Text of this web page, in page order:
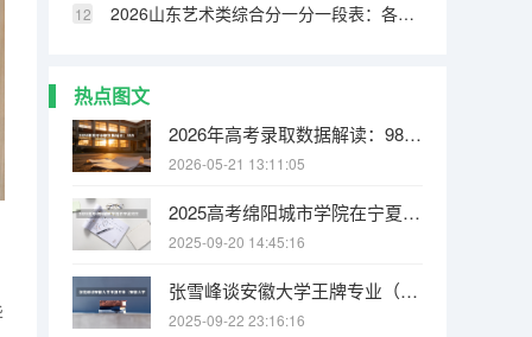
2026山东艺术类综合分一分一段表：各专业类别双达线考生文化成绩排名的作用
热点图文
2026年高考录取数据解读：985/211/双一流录取率各省排名
2026-05-21 13:11:05
2025高考绵阳城市学院在宁夏招生计划介绍
2025-09-20 14:45:16
张雪峰谈安徽大学王牌专业（安徽大学最强的10个专业 安徽大学王牌专业排行榜）
2025-09-22 23:16:16